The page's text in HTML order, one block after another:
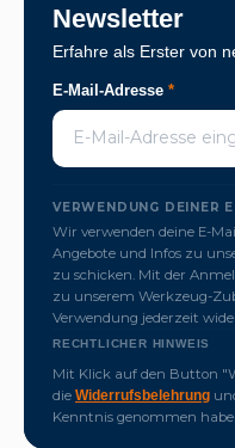
Newsletter
Erfahre als Erster von
E-Mail-Adresse *
VERWENDUNG DEINER
Wir verwenden deine E-
Angebote und Infos zu
zu schicken. Mit der
zu unserem Werkzeug-
Verwendung jederzeit
RECHTLICHER HINWEIS
Mit Klick auf den Button
die Widerrufsbelehrung
Kenntnis genommen